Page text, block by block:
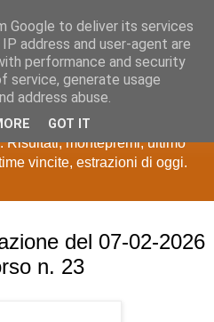
10 e lotto,
Risultati, montepremi, ultimo
vincite, estrazioni di oggi.
del 07-02-2026
n. 23
Google to deliver its services
address and user-agent are
performance and security
service, generate usage
address abuse.
GOT IT